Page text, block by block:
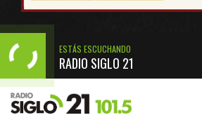
ESTÁS ESCUCHANDO
RADIO SIGLO 21